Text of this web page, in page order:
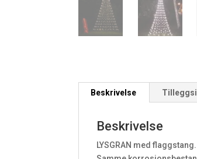
Beskrivelse
Beskrivelse
LYSGRAN med